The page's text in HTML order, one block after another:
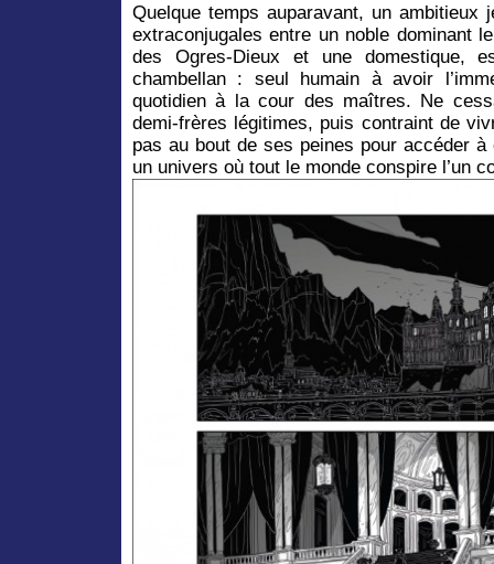
Quelque temps auparavant, un ambitieux
extraconjugales entre un noble dominant
des Ogres-Dieux et une domestique,
chambellan : seul humain à avoir
quotidien à la cour des maîtres. Ne
demi-frères légitimes, puis contraint de
pas au bout de ses peines pour accéder
un univers où tout le monde conspire l’un